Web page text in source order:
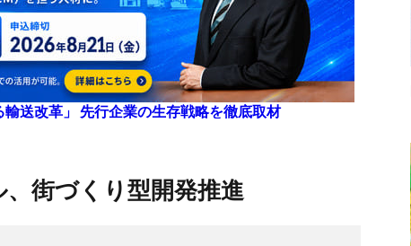
送改革」 先行企業の生存戦略を徹底取材
、街づくり型開発推進